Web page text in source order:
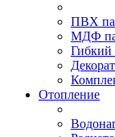
ПВХ
МДФ
Гибкий
Отопление